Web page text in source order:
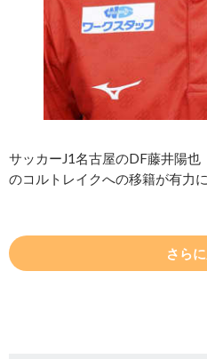
サッカーJ1名古屋のDF藤井陽
のコルトレイクへの移籍が有力
さら